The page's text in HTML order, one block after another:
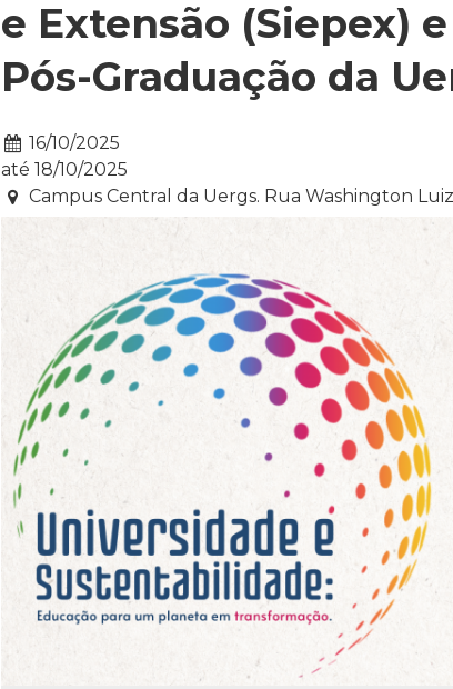
e Extensão (Siepex)
Pós-Graduação da
Data:
16/10/2025
até 18/10/2025
Local:
Campus Central da Uergs. Rua Washington